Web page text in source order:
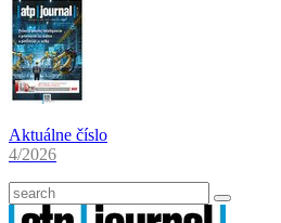
Aktuálne číslo
4/2026